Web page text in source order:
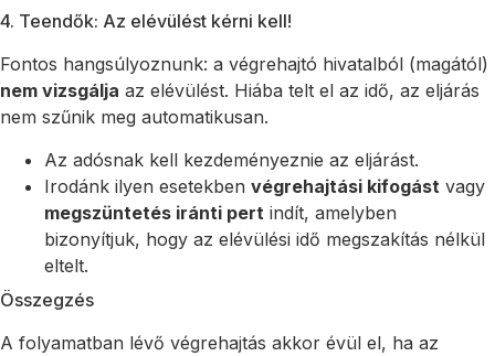
4. Teendők: Az elévülést kérni kell!
Fontos hangsúlyoznunk: a végrehajtó hivatalból (magától)
nem vizsgálja az elévülést. Hiába telt el az idő, az eljárás
nem szűnik meg automatikusan.
Az adósnak kell kezdeményeznie az eljárást.
Irodánk ilyen esetekben végrehajtási kifogást vagy
megszüntetés iránti pert indít, amelyben
bizonyítjuk, hogy az elévülési idő megszakítás nélkül
eltelt.
Összegzés
A folyamatban lévő végrehajtás akkor évül el, ha az